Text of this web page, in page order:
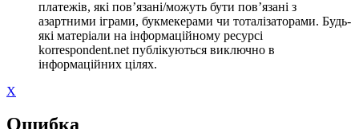
платежів, які пов’язані/можуть бути пов’язані з
азартними іграми, букмекерами чи тоталізаторами. Будь-
які матеріали на інформаційному ресурсі
korrespondent.net публікуються виключно в
інформаційних цілях.
X
Ошибка